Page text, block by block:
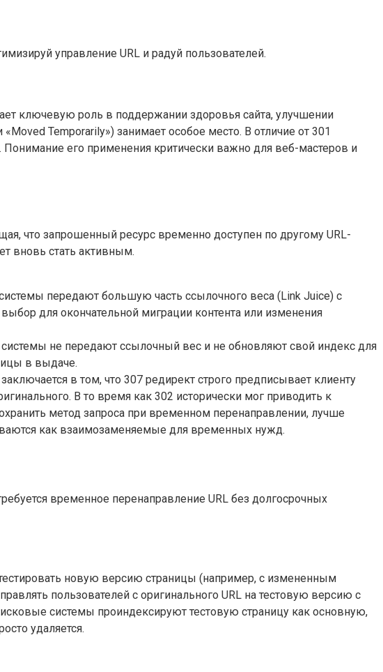
управление URL и радуй пользователей.
ключевую роль в поддержании здоровья сайта, улучшении
Temporarily») занимает особое место. В отличие от 301
его применения критически важно для веб-мастеров и
что запрошенный ресурс временно доступен по другому URL-
вновь стать активным.
передают большую часть ссылочного веса (Link Juice) с
для окончательной миграции контента или изменения
не передают ссылочный вес и не обновляют свой индекс для
в выдаче.
в том, что 307 редирект строго предписывает клиенту
В то время как 302 исторически мог приводить к
метод запроса при временном перенаправлении, лучше
как взаимозаменяемые для временных нужд.
временное перенаправление URL без долгосрочных
новую версию страницы (например, с измененным
пользователей с оригинального URL на тестовую версию с
системы проиндексируют тестовую страницу как основную,
удаляется.